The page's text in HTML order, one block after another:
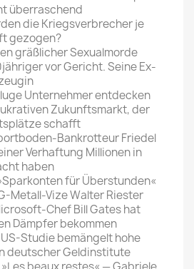
überraschend
die Kriegsverbrecher je
gezogen?
gräßlicher Sexualmorde
vor Gericht. Seine Ex-
Unternehmer entdecken
Zukunftsmarkt, der
schafft
Bankrotteur Friedel
Verhaftung Millionen in
haben
für Überstunden«
Metall-Vize Walter Riester
Chef Bill Gates hat
Dämpfer bekommen
US-Studie bemängelt hohe
deutscher Geldinstitute